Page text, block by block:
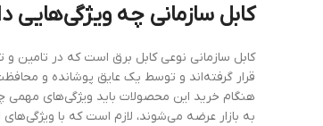
کابل سازمانی چه ویژگی‌هایی
کابل سازمانی نوعی کابل برق است که در تامین و
قرار گرفته‌اند و توسط یک عایق پوشانده و
هنگام خرید این محصولات باید ویژگی‌های مهمی
به بازار عرضه می‌شوند، لازم است که با